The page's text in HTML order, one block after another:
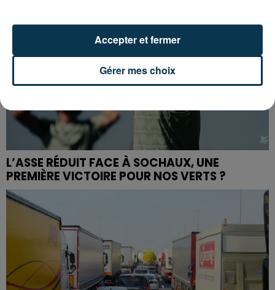
L’ASSE RÉDUIT FACE À SOCHAUX, UNE
PREMIÈRE VICTOIRE POUR NOS VERTS ?
Gérer mes choix
Accepter et fermer